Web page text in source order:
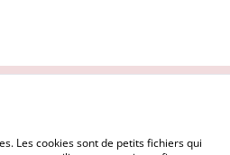
Politique Cookies
Les cookies sont de petits fichiers qui